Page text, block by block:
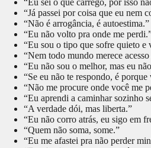
“Eu sei o que carrego, por isso
“Já passei por coisa que eu nem
“Não é arrogância, é autoestima.”
“Eu não volto pra onde me
“Eu sou o tipo que sofre quieto e
“Nem todo mundo merece
“Eu não sou o melhor, mas eu
“Se eu não te respondo, é
“Não me procure onde você me
“Eu aprendi a caminhar sozinho
“A verdade dói, mas liberta.”
“Eu não corro atrás, eu sigo em
“Quem não soma, some.”
“Eu me afastei pra não perder